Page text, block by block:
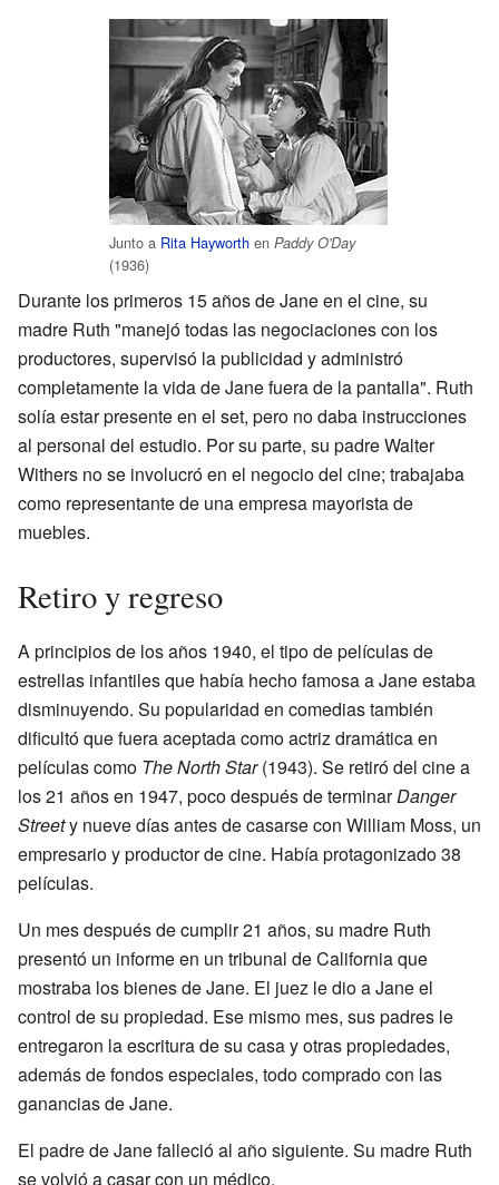
Junto a Rita Hayworth en Paddy O'Day
(1936)
Durante los primeros 15 años de Jane en el cine, su
madre Ruth "manejó todas las negociaciones con los
productores, supervisó la publicidad y administró
completamente la vida de Jane fuera de la pantalla". Ruth
solía estar presente en el set, pero no daba instrucciones
al personal del estudio. Por su parte, su padre Walter
Withers no se involucró en el negocio del cine; trabajaba
como representante de una empresa mayorista de
muebles.
Retiro y regreso
A principios de los años 1940, el tipo de películas de
estrellas infantiles que había hecho famosa a Jane estaba
disminuyendo. Su popularidad en comedias también
dificultó que fuera aceptada como actriz dramática en
películas como The North Star(1943). Se retiró del cine a
los 21 años en 1947, poco después de terminarDanger
Streety nueve días antes de casarse con William Moss, un
empresario y productor de cine. Había protagonizado 38
películas.
Un mes después de cumplir 21 años, su madre Ruth
presentó un informe en un tribunal de California que
mostraba los bienes de Jane. El juez le dio a Jane el
control de su propiedad. Ese mismo mes, sus padres le
entregaron la escritura de su casa y otras propiedades,
además de fondos especiales, todo comprado con las
ganancias de Jane.
El padre de Jane falleció al año siguiente. Su madre Ruth
se volvió a casar con un médico.